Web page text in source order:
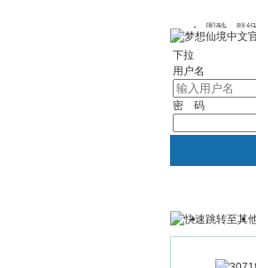
图酷 群组
下拉
用户名
密 码
银行